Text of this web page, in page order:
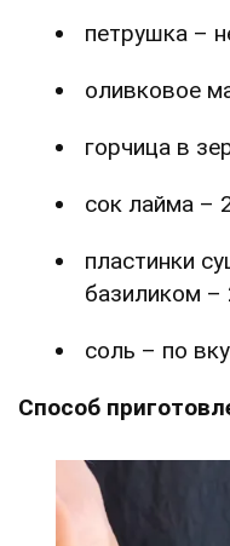
петрушка –
оливковое
горчица в
сок лайма –
пластинки
базиликом –
соль – по
Способ